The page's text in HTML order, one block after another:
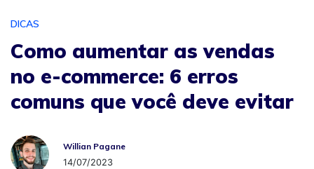
DICAS
Como aumentar as vendas
no e-commerce: 6 erros
comuns que você deve evitar
Willian PaganeWillian Pagane
14/07/2023